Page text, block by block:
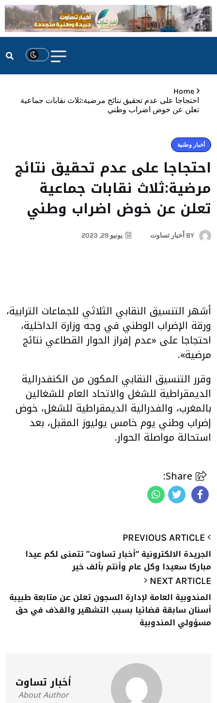
Home
احتجاجا على عدم تحقيق نتائج مرضية:ثلاث نقابات جماعية
تعلن عن خوض اضراب وطني
أخبار وطنية
احتجاجا على عدم تحقيق نتائج
مرضية:ثلاث نقابات جماعية
تعلن عن خوض اضراب وطني
BY أخبار تساوت يونيو 29, 2023
أشهر التنسيق النقابي الثلاثي للجماعات الترابية،
ورقة الإضراب الوطني في وجه وزارة الداخلية،
احتجاجا على «عدم إفراز الحوار القطاعي نتائج
مرضية».
وقرر التنسيق النقابي المكون من الكنفدرالية
الديمقراطية للشغل والاتحاد العام للشغالين
بالمغرب، والفدرالية الديمقراطية للشغل، خوض
إضراب وطني يوم خامس يوليوز المقبل، بعد
استحالة مواصلة الحوار.
الجريدة الالكترونية “أخبار تساوت” تتمنى لكم عيدا
مباركا سعيدا وكل عام وأنتم بألف خير
NEXT ARTICLE
المندوبية العامة لإدارة السجون تعلن عن متابعة طبيبة
أسنان سابقة قضائيا بسبب التشهير والقذف في حق
مسؤولي المندوبية
أخبار تساوت
About Author